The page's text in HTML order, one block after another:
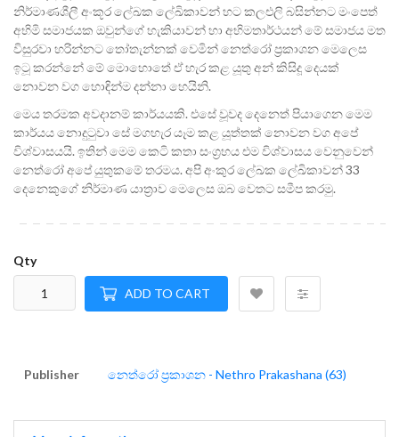
නිර්මාණශීලී අංකූර ලේඛක ලේඛිකාවන් හට කලඑලි බසින්නට මංපෙත්
අභිමි සමාජයක ඔවුන්ගේ හැකියාවන් හා අභිමතාර්ථයන් මේ සමාජය මත
විසුරවා හරින්නට තෝතැන්නක් වෙමින් නෙත්රෝ ප්‍රකාශන මෙලෙස
ඉටූ කරන්නේ මේ මොහොතේ ඒ හැර කළ යූතු අන් කිසිදූ දෙයක්
නොවන වග හොඳින්ම දන්නා හෙයිනි.
මෙය තරමක අවදානම් කාර්යයකි. එසේ වූවද දෙනෙත් පියාගෙන මෙම
කාර්යය නොදුටුවා සේ මගහැර යෑම කළ යූත්තක් නොවන වග අපේ
විශ්වාසයයි. ඉතින් මෙම කෙටි කතා සංග්‍රහය එම විශ්වාසය වෙනුවෙන්
නෙත්රෝ අපේ යුතුකමේ තරමය. අපි අංකුර ලේඛක ලේඛිකාවන් 33
දෙනෙකුගේ නිර්මාණ යාත්‍රාව මෙලෙස ඔබ වෙතට සමීප කරමු.
Qty
ADD TO CART
Publisher නෙත්රෝ ප්‍රකාශන - Nethro Prakashana (63)